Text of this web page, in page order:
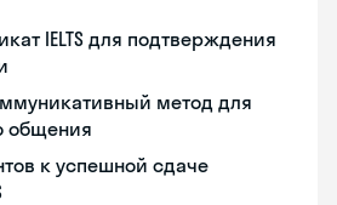
IELTS для подтверждения
метод для
общения
к успешной сдаче